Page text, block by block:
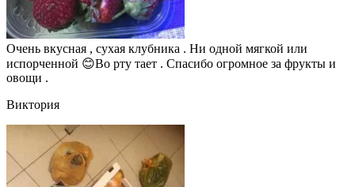
Очень вкусная , сухая клубника . Ни одной мягкой или
испорченной 😊Во рту тает . Спасибо огромное за фрукты и
овощи .
Виктория